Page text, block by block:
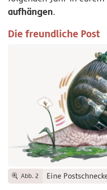
aufhängen.
Die freundliche Post
Abb. 2 Eine